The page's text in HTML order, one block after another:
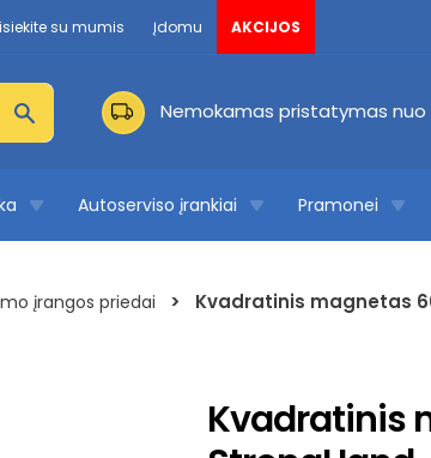
su mumis Įdomu AKCIJOS
Nemokamas pristatymas nuo
Autoserviso įrankiai Pramonei
įrangos priedai > Kvadratinis magnetas
Kvadratinis